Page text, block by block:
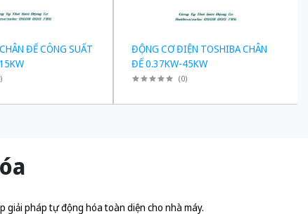
ĐẾ CÔNG SUẤT
)
ĐỘNG CƠ ĐIỆN TOSHIBA CHÂN
ĐẾ 0.37KW-45KW
(0)
giải pháp tự động hóa toàn diện cho nhà máy.